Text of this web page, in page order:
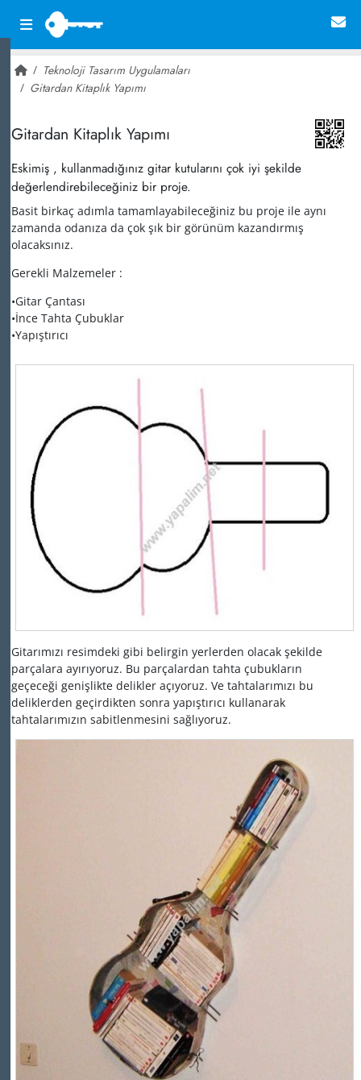
Teknoloji Tasarım Uygulamaları
Gitardan Kitaplık Yapımı
Gitardan Kitaplık Yapımı
Eskimiş , kullanmadığınız gitar kutularını çok iyi şekilde
değerlendirebileceğiniz bir proje.
Basit birkaç adımla tamamlayabileceğiniz bu proje ile aynı
zamanda odanıza da çok şık bir görünüm kazandırmış
olacaksınız.
Gerekli Malzemeler :
•Gitar Çantası
•İnce Tahta Çubuklar
•Yapıştırıcı
Gitarımızı resimdeki gibi belirgin yerlerden olacak şekilde
parçalara ayırıyoruz. Bu parçalardan tahta çubukların
geçeceği genişlikte delikler açıyoruz. Ve tahtalarımızı bu
deliklerden geçirdikten sonra yapıştırıcı kullanarak
tahtalarımızın sabitlenmesini sağlıyoruz.